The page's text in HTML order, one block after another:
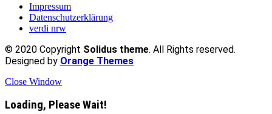
Impressum
Datenschutzerklärung
verdi nrw
© 2020 Copyright Solidus theme. All Rights reserved.
Designed by Orange Themes
Close Window
Loading, Please Wait!